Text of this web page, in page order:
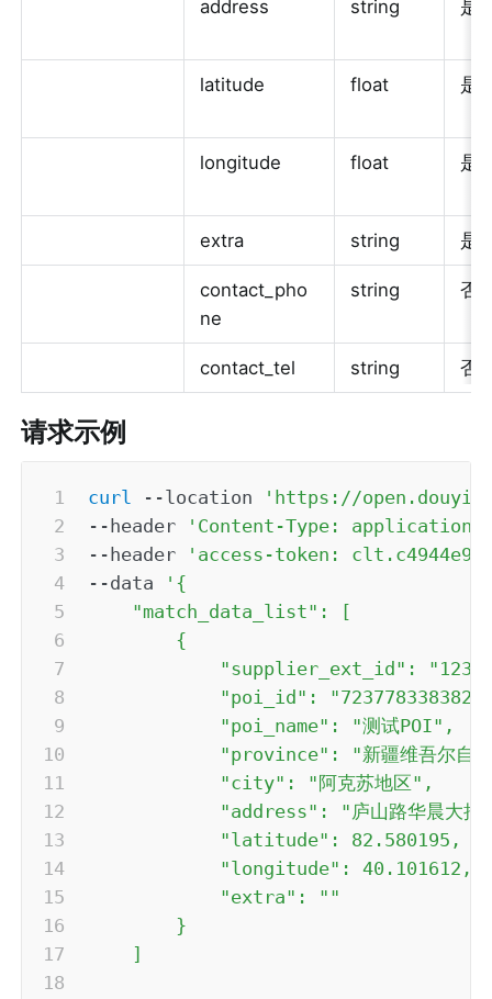
address string 是
latitude float 是
longitude float 是
extra string 是
contact_pho
ne
string 否
contact_tel string 否
请求示例
curl --location
'https://
--header
'Content-Type:
--header
'access-token:
--data
'{
    "match_data_list": [
        {
"supplier_ext_id":
"poi_id":
            "poi_name": "测试POI",
"province": "新疆维吾尔自
            "city": "阿克苏地区",
"address": "庐山路华晨大拇
            "latitude": 82.580195,
            "longitude": 40.101612,
            "extra": ""
        }
    ]